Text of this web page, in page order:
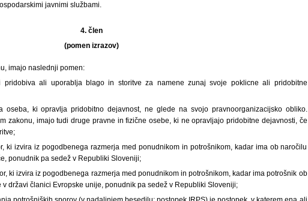
javnimi službami.
4. člen
(pomen izrazov)
imajo naslednji pomen:
ali uporablja blago in storitve za namene zunaj svoje poklicne ali pridobitne
ki opravlja pridobitno dejavnost, ne glede na svojo pravnoorganizacijsko obliko.
zakonu, imajo tudi druge pravne in fizične osebe, ki ne opravljajo pridobitne dejavnosti, če
ki izvira iz pogodbenega razmerja med ponudnikom in potrošnikom, kadar ima ob naročilu
ponudnik pa sedež v Republiki Sloveniji;
ki izvira iz pogodbenega razmerja med ponudnikom in potrošnikom, kadar ima potrošnik ob
državi članici Evropske unije, ponudnik pa sedež v Republiki Sloveniji;